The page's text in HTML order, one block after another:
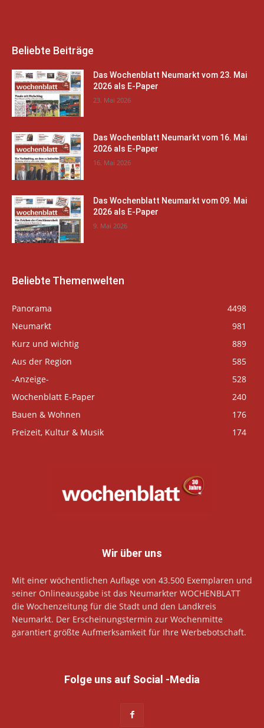
Beliebte Beiträge
Das Wochenblatt Neumarkt vom 23. Mai
2026 als E-Paper
23. Mai 2026
Das Wochenblatt Neumarkt vom 16. Mai
2026 als E-Paper
16. Mai 2026
Das Wochenblatt Neumarkt vom 09. Mai
2026 als E-Paper
9. Mai 2026
Beliebte Themenwelten
Panorama
4498
Neumarkt
981
Kurz und wichtig
889
Aus der Region
585
-Anzeige-
528
Wochenblatt E-Paper
240
Bauen & Wohnen
176
Freizeit, Kultur & Musik
174
Wir über uns
Mit einer wöchentlichen Auflage von 43.500 Exemplaren und
seiner Onlineausgabe ist das Neumarkter WOCHENBLATT
die Wochenzeitung für die Stadt und den Landkreis
Neumarkt. Der Erscheinungstermin zur Wochenmitte
garantiert größte Aufmerksamkeit für Ihre Werbebotschaft.
Folge uns auf Social -Media